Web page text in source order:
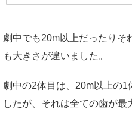
劇中でも20m以上だったりそ
も大きさが違いました。
劇中の2体目は、20m以上の
したが、それは全ての歯が